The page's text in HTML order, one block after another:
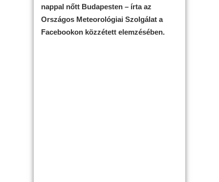
nappal nőtt Budapesten – írta az
Országos Meteorológiai Szolgálat a
Facebookon közzétett elemzésében.